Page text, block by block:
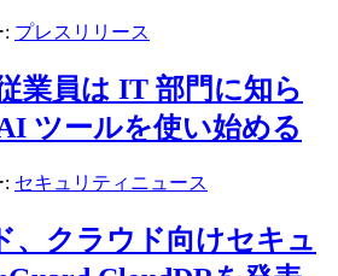
: プレスリリース
業員は IT 部門に知ら
ツールを使い始める
: セキュリティニュース
、クラウド向けセキュ